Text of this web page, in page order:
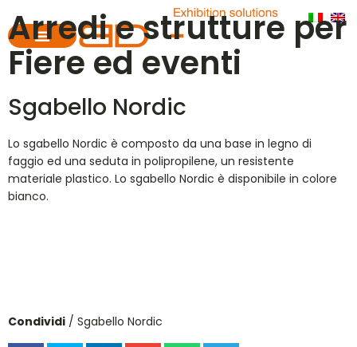
Arredi e strutture per
Fiere ed eventi
Sgabello Nordic
Lo sgabello Nordic è composto da una base in legno di
faggio ed una seduta in polipropilene, un resistente
materiale plastico. Lo sgabello Nordic è disponibile in colore
bianco.
Condividi / Sgabello Nordic